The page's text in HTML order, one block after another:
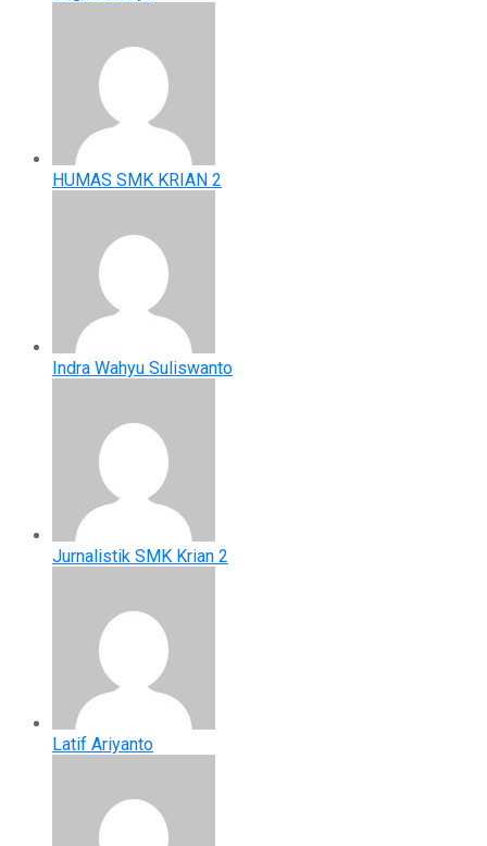
HUMAS SMK KRIAN 2
Indra Wahyu Suliswanto
Jurnalistik SMK Krian 2
Latif Ariyanto